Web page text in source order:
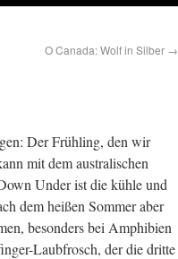
O Canada: Wolf in Silber →
Der Frühling, den wir
mit dem australischen
Under ist die kühle und
dem heißen Sommer aber
besonders bei Amphibien
Laubfrosch, der die dritte